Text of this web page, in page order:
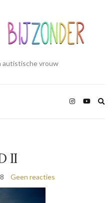
autistische vrouw
II
Geen reacties